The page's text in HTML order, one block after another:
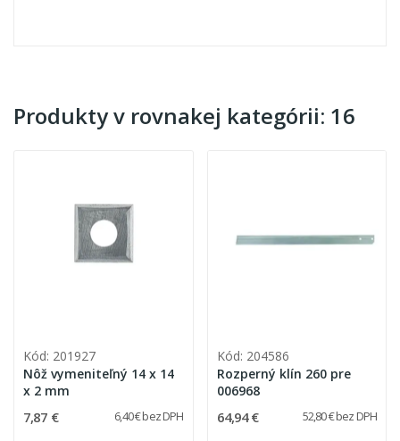
Produkty v rovnakej kategórii: 16
Kód: 201927
Nôž vymeniteľný 14 x 14
x 2 mm
7,87 € 6,40 € bez DPH
Kód: 204586
Rozperný klín 260 pre
006968
64,94 € 52,80 € bez DPH